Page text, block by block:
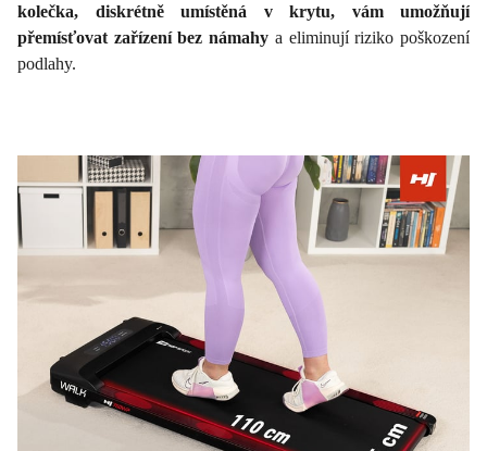
kolečka, diskrétně umístěná v krytu, vám umožňují
přemísťovat zařízení bez námahy a eliminují riziko poškození
podlahy.